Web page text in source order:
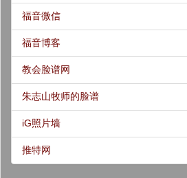
福音微信
福音博客
教会脸谱网
朱志山牧师的脸谱
iG照片墙
推特网